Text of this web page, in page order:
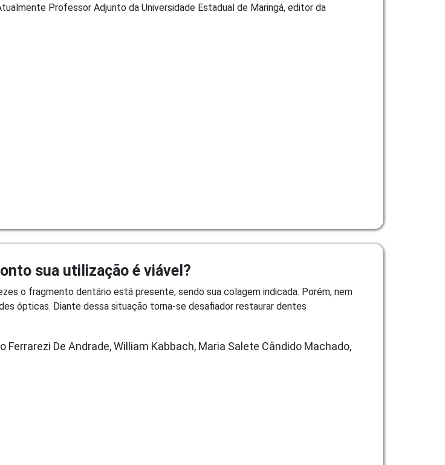
Professor Adjunto da Universidade Estadual de Maringá, editor da
sua utilização é viável?
o fragmento dentário está presente, sendo sua colagem indicada. Porém, nem
ópticas. Diante dessa situação torna-se desafiador restaurar dentes
De Andrade, William Kabbach, Maria Salete Cândido Machado,